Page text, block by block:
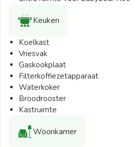
De Lodgetenten hebben een
geniet je van het fijne buitenleven.
Luxe Thermotent een gezellige
*Afwijkingen bij de indeling, beelden,
afgebeelde
mogelijk.
Keuken
Koelkast
Vriesvak
Gaskookplaat
Filterkoffiezetapparaat
Waterkoker
Broodrooster
Kastruimte
Woonkamer